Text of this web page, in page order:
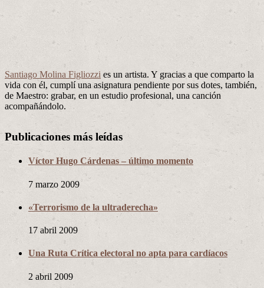
Santiago Molina Figliozzi es un artista. Y gracias a que comparto la
vida con él, cumplí una asignatura pendiente por sus dotes, también,
de Maestro: grabar, en un estudio profesional, una canción
acompañándolo.
Publicaciones más leídas
Víctor Hugo Cárdenas – último momento
7 marzo 2009
«Terrorismo de la ultraderecha»
17 abril 2009
Una Ruta Crítica electoral no apta para cardíacos
2 abril 2009